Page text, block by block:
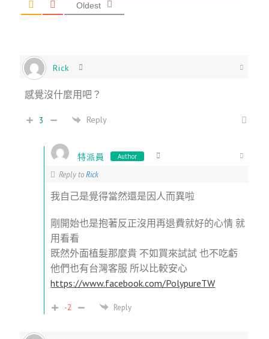
Oldest
Rick
感覺沒什麼用吧？
3 Reply
特派員 Author
Reply toRick
我自己是覺得當然還是因人而異啦
剛開始也是抱著反正沒用再退費就好的心情 就
用看看
既然外面植髮那麼貴 不如買來試試 也不吃虧
他們也有台灣客服 所以比較安心
https://www.facebook.com/PolypureTW
-2 Reply